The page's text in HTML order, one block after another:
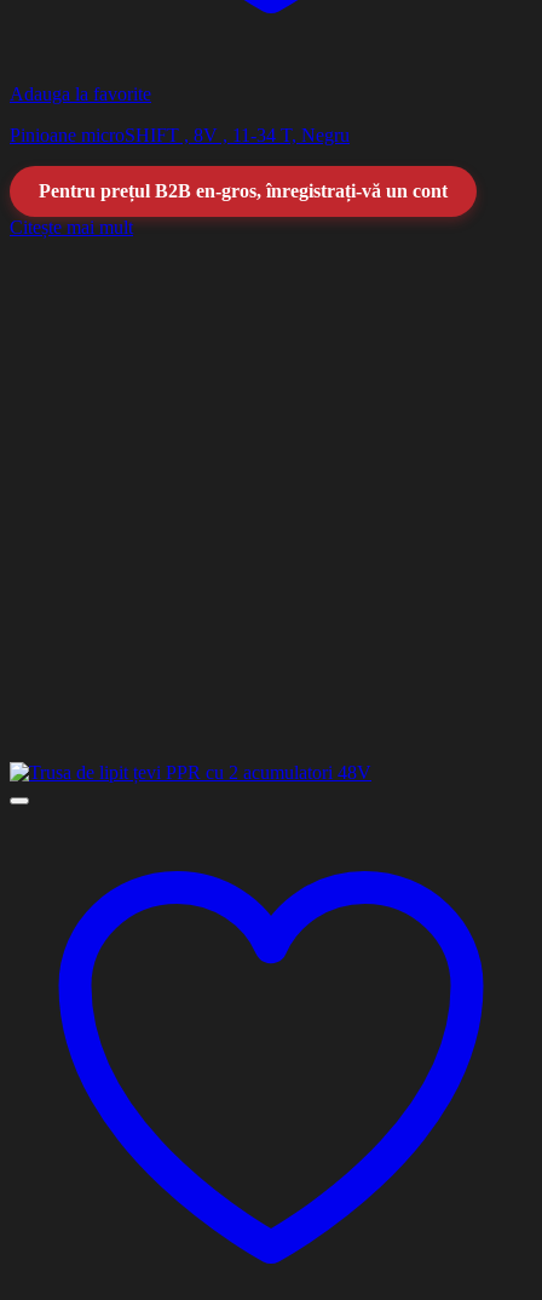
Adauga la favorite
Pinioane microSHIFT , 8V , 11-34 T, Negru
Pentru prețul B2B en-gros, înregistrați-vă un cont
Citește mai mult